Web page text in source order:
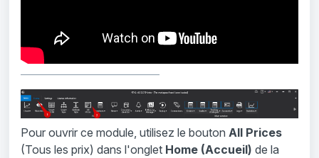
Pour ouvrir ce module, utilisez le bouton All Prices
(Tous les prix) dans l'onglet Home (Accueil) de la